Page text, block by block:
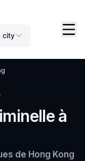
city
à
de Hong Kong